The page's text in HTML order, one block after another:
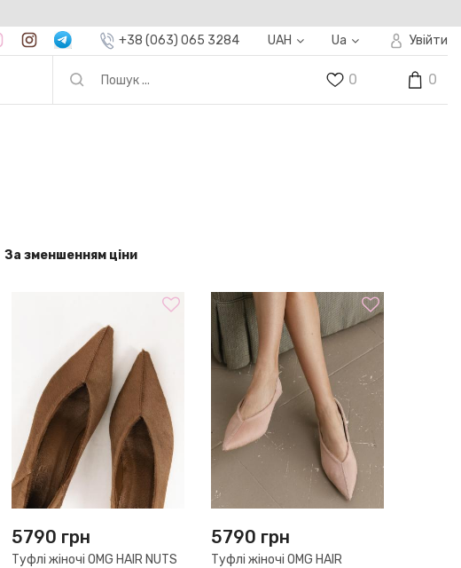
+38 (063) 065 3284 UAH Ua Увійти
0 0
За зменшенням ціни
5790 грн
Туфлі жіночі OMG HAIR NUTS
5790 грн
Туфлі жіночі OMG HAIR